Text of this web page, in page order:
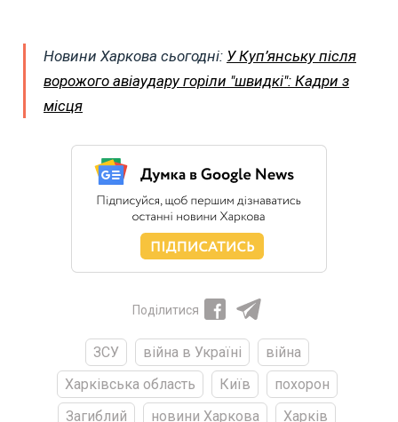
Новини Харкова сьогодні: У Куп’янську після
ворожого авіаудару горіли "швидкі": Кадри з
місця
Поділитися
ЗСУ війна в Україні
війна
Харківська область
Київ
похорон
Загиблий
новини Харкова Харків